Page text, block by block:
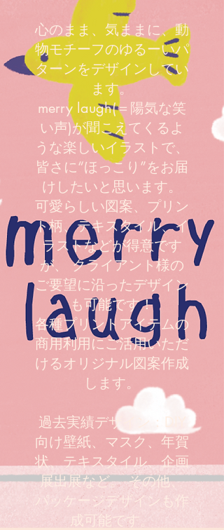
心のまま、気ままに、動
物モチーフのゆるーいパ
ターンをデザインしてい
ます。
merry laugh(＝陽気な笑
い声)が聞こえてくるよ
うな楽しいイラストで、
皆さに“ほっこり”をお届
けしたいと思います。
可愛らしい図案、プリン
ト柄、テキスタイル、イ
ラストなどが得意です
が、 クライアント様の
ご要望に沿ったデザイン
も可能です！
各種プリントアイテムの
商用利用にご活用いただ
けるオリジナル図案作成
します。
過去実績デザイン：DIY
向け壁紙、マスク、年賀
状、テキスタイル、企画
展出展など。 その他、
パッケージデザインも作
成可能です。